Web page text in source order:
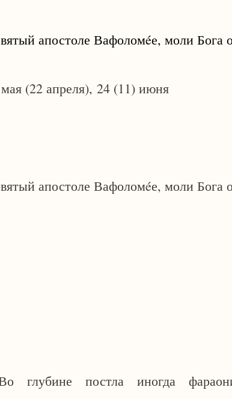
апостоле Вафоломéе, моли Бога
(22 апреля), 24 (11) июня
апостоле Вафоломéе, моли Бога
глубине постла иногда